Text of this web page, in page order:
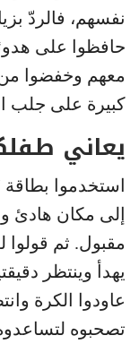
نفسهم، فالردّ
حافظوا على
معهم وخفضوا
كبيرة على جلب
يعاني
استخدموا
إلى مكان هادئ
مقبول. ثم قولوا
يهدأ وينتظر
عاودوا الكرة
تصحبوه